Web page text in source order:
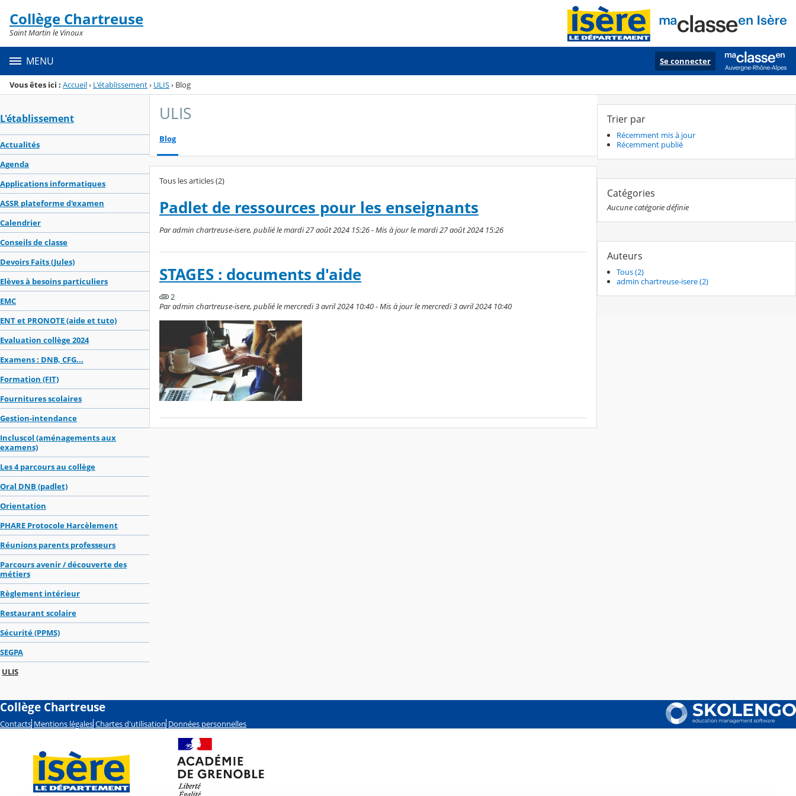
Menu de la rubrique
Contenu
Collège Chartreuse
Saint Martin le Vinoux
MENU Se connecter
Vous êtes ici : Accueil› L'établissement› ULIS› Blog
L'établissement
Actualités
Agenda
Applications informatiques
ASSR plateforme d'examen
Calendrier
Conseils de classe
Devoirs Faits (Jules)
Elèves à besoins particuliers
EMC
ENT et PRONOTE (aide et tuto)
Evaluation collège 2024
Examens : DNB, CFG...
Formation (FIT)
Fournitures scolaires
Gestion-intendance
Incluscol (aménagements aux
examens)
Les 4 parcours au collège
Oral DNB (padlet)
Orientation
PHARE Protocole Harcèlement
Réunions parents professeurs
Parcours avenir / découverte des
métiers
Règlement intérieur
Restaurant scolaire
Sécurité (PPMS)
SEGPA
ULIS
ULIS
Blog
Tous les articles (2)
Padlet de ressources pour les enseignants
Par admin chartreuse-isere, publié le mardi 27 août 2024 15:26 - Mis à jour le mardi 27 août 2024 15:26
STAGES : documents d'aide
2
Par admin chartreuse-isere, publié le mercredi 3 avril 2024 10:40 - Mis à jour le mercredi 3 avril 2024 10:40
Trier par
Récemment mis à jour
Récemment publié
Catégories
Aucune catégorie définie
Auteurs
Tous (2)
admin chartreuse-isere (2)
Collège Chartreuse
Contacts Mentions légales Chartes d'utilisation Données personnelles